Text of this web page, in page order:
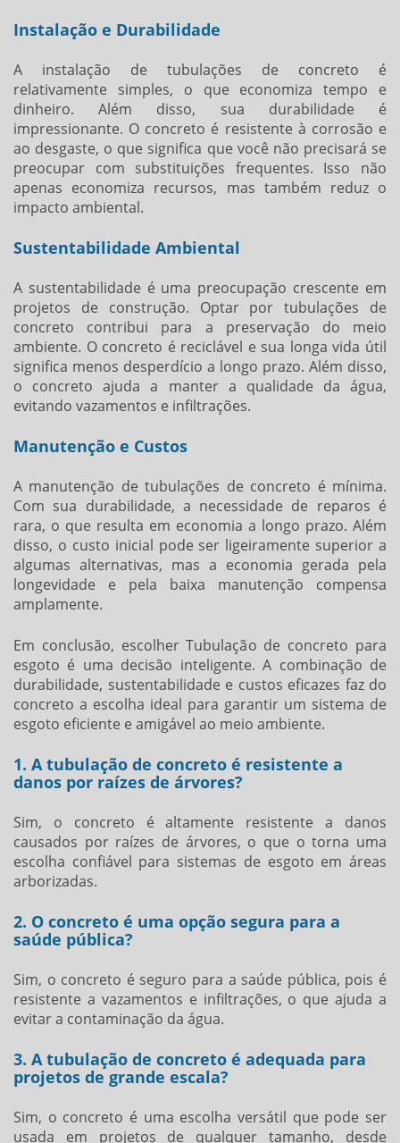
Instalação e Durabilidade
A instalação de tubulações de concreto é
relativamente simples, o que economiza tempo e
dinheiro. Além disso, sua durabilidade é
impressionante. O concreto é resistente à corrosão e
ao desgaste, o que significa que você não precisará se
preocupar com substituições frequentes. Isso não
apenas economiza recursos, mas também reduz o
impacto ambiental.
Sustentabilidade Ambiental
A sustentabilidade é uma preocupação crescente em
projetos de construção. Optar por tubulações de
concreto contribui para a preservação do meio
ambiente. O concreto é reciclável e sua longa vida útil
significa menos desperdício a longo prazo. Além disso,
o concreto ajuda a manter a qualidade da água,
evitando vazamentos e infiltrações.
Manutenção e Custos
A manutenção de tubulações de concreto é mínima.
Com sua durabilidade, a necessidade de reparos é
rara, o que resulta em economia a longo prazo. Além
disso, o custo inicial pode ser ligeiramente superior a
algumas alternativas, mas a economia gerada pela
longevidade e pela baixa manutenção compensa
amplamente.
Em conclusão, escolher Tubulação de concreto para
esgoto é uma decisão inteligente. A combinação de
durabilidade, sustentabilidade e custos eficazes faz do
concreto a escolha ideal para garantir um sistema de
esgoto eficiente e amigável ao meio ambiente.
1. A tubulação de concreto é resistente a
danos por raízes de árvores?
Sim, o concreto é altamente resistente a danos
causados por raízes de árvores, o que o torna uma
escolha confiável para sistemas de esgoto em áreas
arborizadas.
2. O concreto é uma opção segura para a
saúde pública?
Sim, o concreto é seguro para a saúde pública, pois é
resistente a vazamentos e infiltrações, o que ajuda a
evitar a contaminação da água.
3. A tubulação de concreto é adequada para
projetos de grande escala?
Sim, o concreto é uma escolha versátil que pode ser
usada em projetos de qualquer tamanho, desde